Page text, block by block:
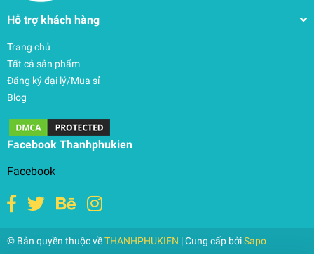
Hỗ trợ khách hàng
Trang chủ
Tất cả sản phẩm
Đăng ký đại lý/Mua sỉ
Blog
Facebook Thanhphukien
Facebook
© Bản quyền thuộc vềTHANHPHUKIEN | Cung cấp bởiSapo